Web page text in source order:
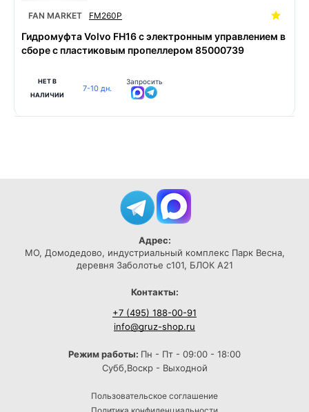
FAN MARKET FM260P
Гидромуфта Volvo FH16 с электронным управлением в
сборе с пластиковым пропеллером 85000739
НЕТ В
НАЛИЧИИ
7-10 дн.
Запросить
Адрес:
МО, Домодедово, индустриальный комплекс Парк Весна,
деревня Заболотье с101, БЛОК А21
Контакты:
+7 (495) 188-00-91
info@gruz-shop.ru
Режим работы: Пн - Пт - 09:00 - 18:00
Субб,Воскр - Выходной
Пользовательское соглашение